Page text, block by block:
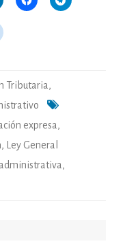
Tributaria ,
expresa ,
,
Ley General
,